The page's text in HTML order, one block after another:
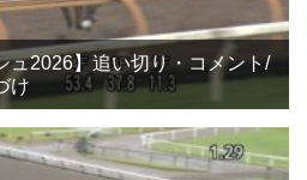
ュ2026】追い切り・コメント/
け